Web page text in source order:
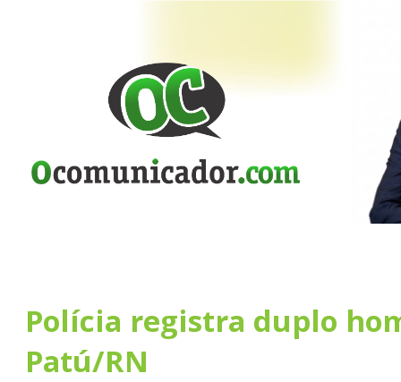
Polícia registra duplo
Patú/RN